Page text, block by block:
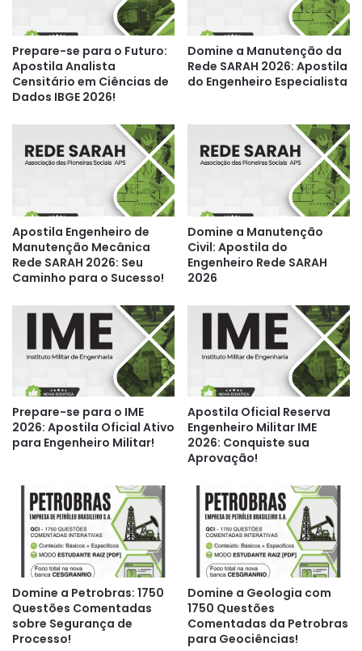
Prepare-se para o Futuro:
Apostila Analista
Censitário em Ciências de
Dados IBGE 2026!
Domine a Manutenção da
Rede SARAH 2026: Apostila
do Engenheiro Especialista
Apostila Engenheiro de
Manutenção Mecânica
Rede SARAH 2026: Seu
Caminho para o Sucesso!
Domine a Manutenção
Civil: Apostila do
Engenheiro Rede SARAH
2026
Prepare-se para o IME
2026: Apostila Oficial Ativo
para Engenheiro Militar!
Apostila Oficial Reserva
Engenheiro Militar IME
2026: Conquiste sua
Aprovação!
Domine a Petrobras: 1750
Questões Comentadas
sobre Segurança de
Processo!
Domine a Geologia com
1750 Questões
Comentadas da Petrobras
para Geociências!